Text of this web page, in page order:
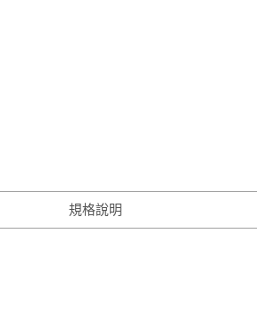
規格說明